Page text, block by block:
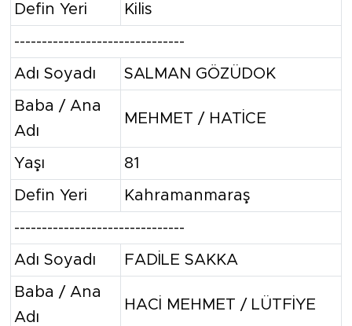
Defin Yeri Kilis
-------------------------------
Adı Soyadı SALMAN GÖZÜDOK
Baba / Ana
Adı
MEHMET / HATİCE
Yaşı 81
Defin Yeri Kahramanmaraş
-------------------------------
Adı Soyadı FADİLE SAKKA
Baba / Ana
Adı
HACİ MEHMET / LÜTFİYE